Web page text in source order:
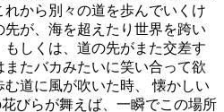
から別々の道を歩んでいくけ
が、海を超えたり世界を跨い
しくは、道の先がまた交差す
たバカみたいに笑い合って欲
道に風が吹いた時、 懐かしい
びらが舞えば、一瞬でこの場所